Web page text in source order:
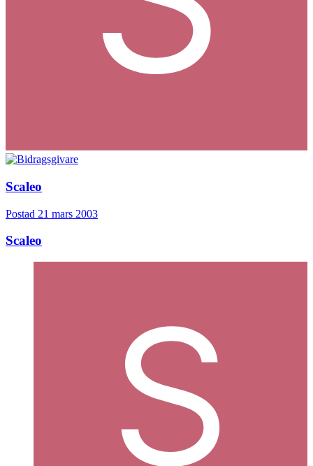
Scaleo
Postad 21 mars 2003
Scaleo